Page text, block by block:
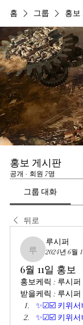
홈 그룹 홍보
홍보 게시판
공개 · 회원 7명
그룹 대화
뒤로
루시퍼
루시퍼
2024년 6월
6월 11일 홍보
홍보케릭 : 루시
받을케릭 : 루시퍼
✨☑☑️ 키위서
✨☑☑️ 키위서